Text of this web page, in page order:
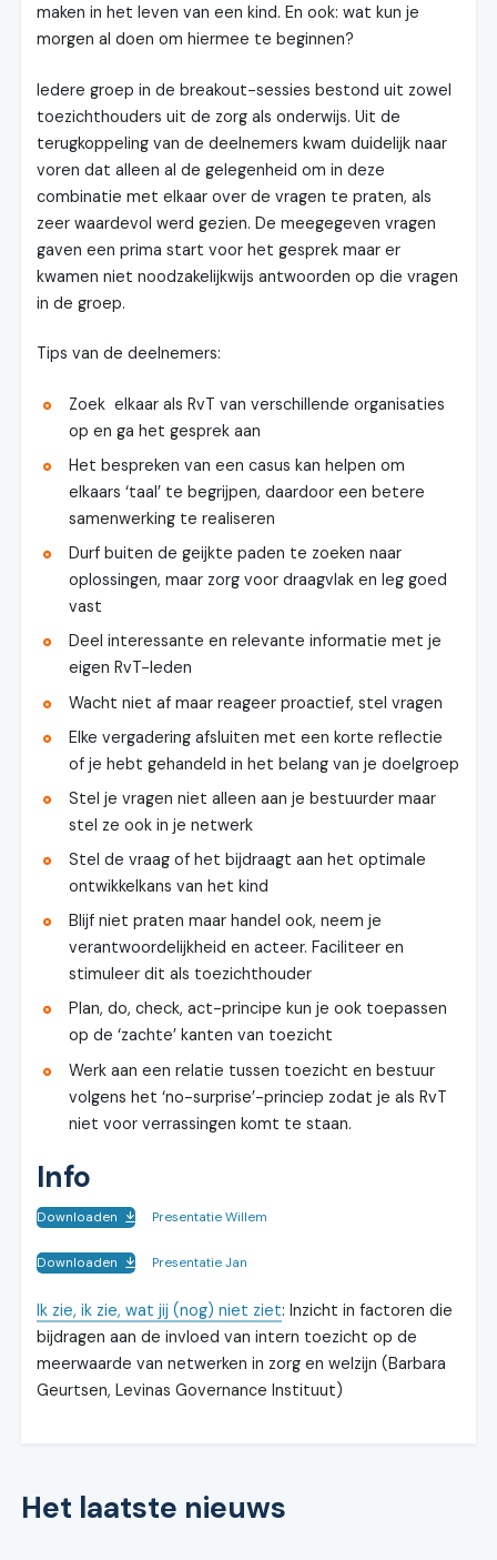
maken in het leven van een kind. En ook: wat kun je
morgen al doen om hiermee te beginnen?
Iedere groep in de breakout-sessies bestond uit zowel
toezichthouders uit de zorg als onderwijs. Uit de
terugkoppeling van de deelnemers kwam duidelijk naar
voren dat alleen al de gelegenheid om in deze
combinatie met elkaar over de vragen te praten, als
zeer waardevol werd gezien. De meegegeven vragen
gaven een prima start voor het gesprek maar er
kwamen niet noodzakelijkwijs antwoorden op die vragen
in de groep.
Tips van de deelnemers:
Zoek elkaar als RvT van verschillende organisaties
op en ga het gesprek aan
Het bespreken van een casus kan helpen om
elkaars ‘taal’ te begrijpen, daardoor een betere
samenwerking te realiseren
Durf buiten de geijkte paden te zoeken naar
oplossingen, maar zorg voor draagvlak en leg goed
vast
Deel interessante en relevante informatie met je
eigen RvT-leden
Wacht niet af maar reageer proactief, stel vragen
Elke vergadering afsluiten met een korte reflectie
of je hebt gehandeld in het belang van je doelgroep
Stel je vragen niet alleen aan je bestuurder maar
stel ze ook in je netwerk
Stel de vraag of het bijdraagt aan het optimale
ontwikkelkans van het kind
Blijf niet praten maar handel ook, neem je
verantwoordelijkheid en acteer. Faciliteer en
stimuleer dit als toezichthouder
Plan, do, check, act-principe kun je ook toepassen
op de ‘zachte’ kanten van toezicht
Werk aan een relatie tussen toezicht en bestuur
volgens het ‘no-surprise’-princiep zodat je als RvT
niet voor verrassingen komt te staan.
Info
Presentatie Willem
Downloaden
Presentatie Jan
Downloaden
Ik zie, ik zie, wat jij (nog) niet ziet: Inzicht in factoren die
bijdragen aan de invloed van intern toezicht op de
meerwaarde van netwerken in zorg en welzijn (Barbara
Geurtsen, Levinas Governance Instituut)
Het laatste nieuws